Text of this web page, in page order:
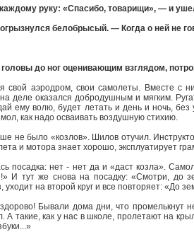
руку: «Спасибо, товарищи», — и
белобрысый. — Когда о ней не
до ног оценивающим взглядом,
свой аэродром, свои самолеты. Вместе с
деле оказался добродушным и мягким.
ему волю, будет летать и день и ночь,
как надо осваивать воздушную стихию.
не было «козлов». Шилов отучил.
и мотора знает хорошо, эксплуатирует
посадка: нет - нет да и «даст козла».
И тут же снова на посадку: «Смотри, до
уходит на второй круг и все повторяет:
Бывали дома дни, что
такие, как у нас в школе, пролетают на